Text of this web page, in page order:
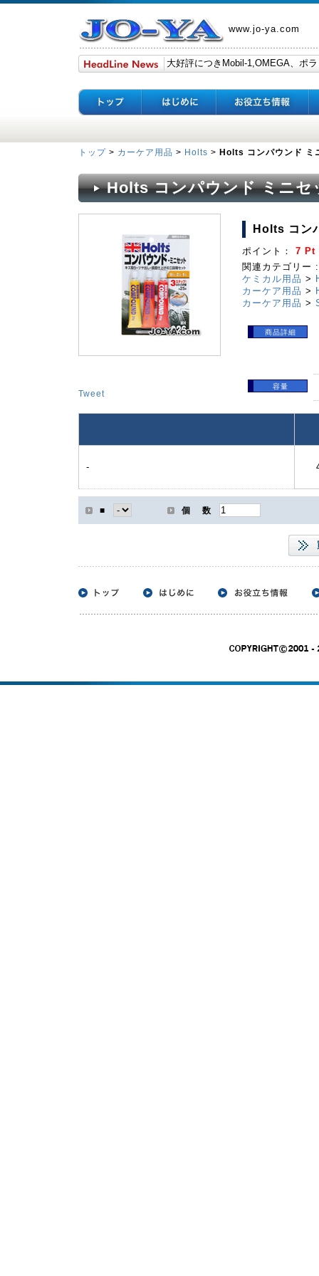
www.jo-ya.com
トップ > カーケア用品 > Holts > Holts コンパウンド ミ
Holts コンパウンド ミニセ
Tweet
Holts コン
ポイント： 7 Pt
関連カテゴリー :
ケミカル用品 >
カーケア用品 >
カーケア用品 >
商品詳細
容量
-
■ 個 数